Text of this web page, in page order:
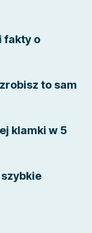
fakty o
to sam
klamki w 5